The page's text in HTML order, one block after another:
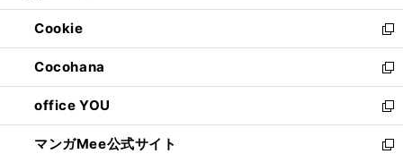
開
く
ウ
で
開
く
ン
ド
ウ
で
開
く
ウ
ィ
ン
ド
ウ
で
開
く
Cookie
新
し
い
ウ
ィ
ン
ド
Cocohana
新
し
い
ウ
ィ
office YOU
新
し
い
マンガMee公式サイト
新